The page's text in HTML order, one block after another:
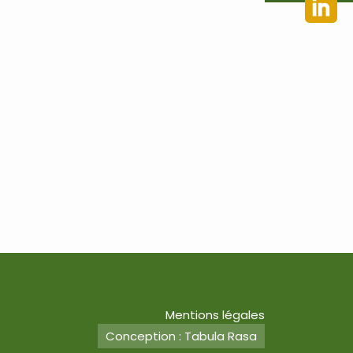
Mentions légales
Conception : Tabula Rasa